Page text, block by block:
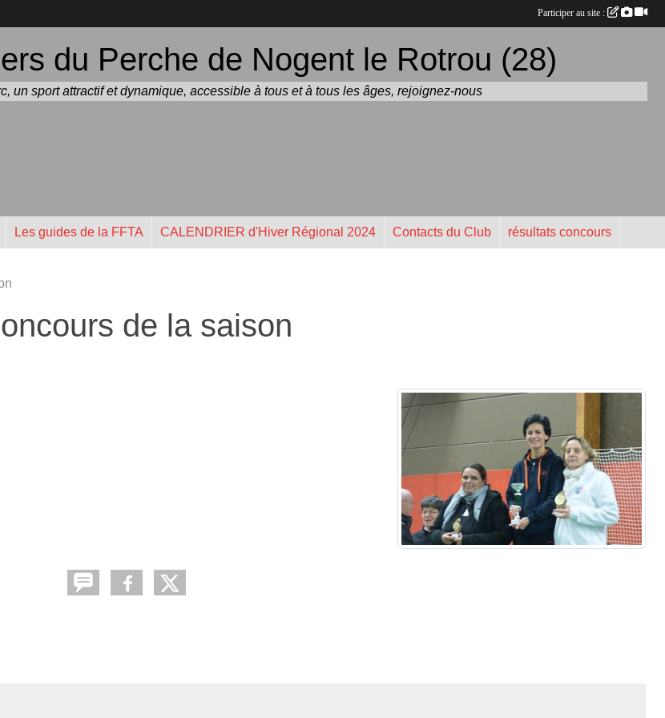
du Perche de Nogent le Rotrou (28)
un sport attractif et dynamique, accessible à tous et à tous les âges, rejoignez-nous
Les guides de la FFTA CALENDRIER d'Hiver Régional 2024 Contacts du Club résultats concours
de la saison
Participer au site :